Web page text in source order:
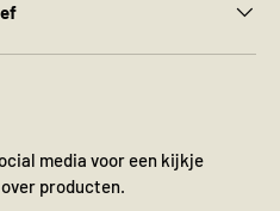
media voor een kijkje
producten.